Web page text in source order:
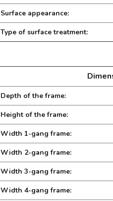
Surface appearance:
Type of surface treatment:
Depth of the frame:
Height of the frame:
Width 1-gang frame:
Width 2-gang frame:
Width 3-gang frame:
Width 4-gang frame: